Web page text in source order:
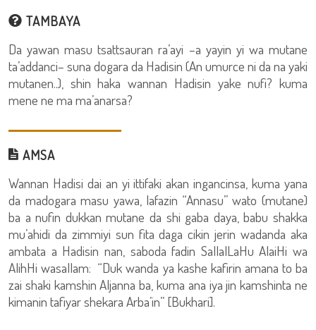
TAMBAYA
Da yawan masu tsattsauran ra’ayi –a yayin yi wa mutane
ta’addanci– suna dogara da Hadisin (An umurce ni da na yaki
mutanen..), shin haka wannan Hadisin yake nufi? kuma
mene ne ma ma’anarsa?
AMSA
Wannan Hadisi dai an yi ittifaki akan ingancinsa, kuma yana
da madogara masu yawa, lafazin “Annasu” wato (mutane)
ba a nufin dukkan mutane da shi gaba daya, babu shakka
mu’ahidi da zimmiyi sun fita daga cikin jerin wadanda aka
ambata a Hadisin nan, saboda fadin SallalLaHu AlaiHi wa
AlihHi wasallam: “Duk wanda ya kashe kafirin amana to ba
zai shaki kamshin Aljanna ba, kuma ana iya jin kamshinta ne
kimanin tafiyar shekara Arba’in” [Bukhari].